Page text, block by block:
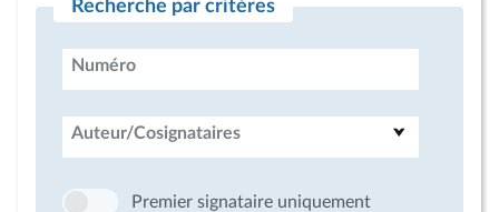
Recherche par critères
Numéro
Auteur/Cosignataires
Premier signataire uniquement